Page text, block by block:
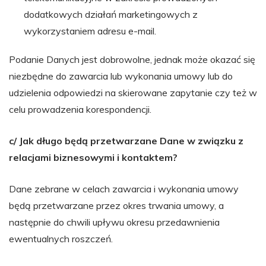
dodatkowych działań marketingowych z
wykorzystaniem adresu e-mail.
Podanie Danych jest dobrowolne, jednak może okazać się
niezbędne do zawarcia lub wykonania umowy lub do
udzielenia odpowiedzi na skierowane zapytanie czy też w
celu prowadzenia korespondencji.
c/ Jak długo będą przetwarzane Dane w związku z
relacjami biznesowymi i kontaktem?
Dane zebrane w celach zawarcia i wykonania umowy
będą przetwarzane przez okres trwania umowy, a
następnie do chwili upływu okresu przedawnienia
ewentualnych roszczeń.